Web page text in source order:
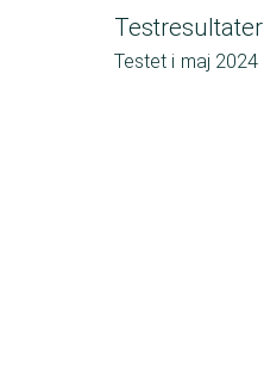
Testresultater
Testet i maj 2024